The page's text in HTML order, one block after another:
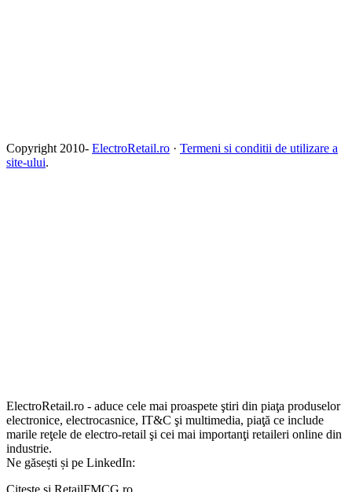
Copyright 2010- ElectroRetail.ro · Termeni si conditii de utilizare a
site-ului.
ElectroRetail.ro - aduce cele mai proaspete ştiri din piaţa produselor
electronice, electrocasnice, IT&C şi multimedia, piaţă ce include
marile reţele de electro-retail şi cei mai importanţi retaileri online din
industrie.
Ne găsești și pe LinkedIn:
Citește și RetailFMCG.ro